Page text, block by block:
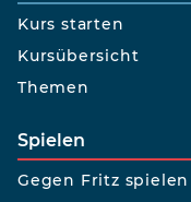
Kurs starten
Kursübersicht
Themen
Spielen
Gegen Fritz spielen